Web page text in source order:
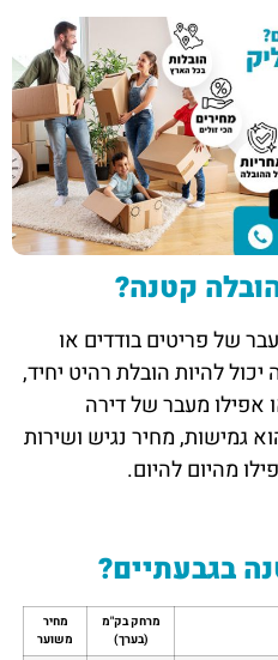
קטנה?
של פריטים בודדים או
להיות הובלת רהיט יחיד,
אפילו מעבר של דירה
גמישות, מחיר נגיש ושירות
מהיום להיום.
בגבעתיים?
מרחק בק"מ
(בערך)
מחיר
משוער